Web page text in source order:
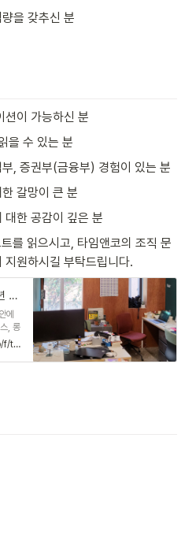
을 갖추신 분
션이 가능하신 분
을 수 있는 분
, 증권부(금융부) 경험이 있는 분
갈망이 큰 분
대한 공감이 깊은 분
를 읽으시고, 타임앤코의 조직 문
원하시길 부탁드립니다.
타임앤코 2주년 : 2021년 봄, 서교동의 마음을 떠올립니다
에
, 롱
https://longblack.co/f/timenco2